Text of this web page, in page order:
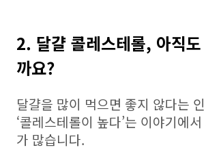
2. 달걀 콜레스테롤, 아직
까요?
달걀을 많이 먹으면 좋지 않다는
‘콜레스테롤이 높다’는 이야기에
가 많습니다.